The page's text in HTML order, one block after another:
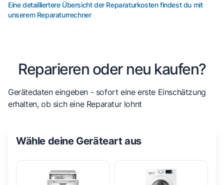
Eine detailliertere Übersicht der Reparaturkosten findest du mit
unserem Reparaturrechner
Reparieren oder neu kaufen?
Gerätedaten eingeben - sofort eine erste Einschätzung
erhalten, ob sich eine Reparatur lohnt
Wähle deine Geräteart aus